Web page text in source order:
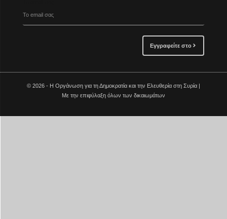
Εγγραφείτε στο
© 2026 - Η Οργάνωση για τη Δημοκρατία και την Ελευθερία στη Συρία |
Με την επιφύλαξη όλων των δικαιωμάτων